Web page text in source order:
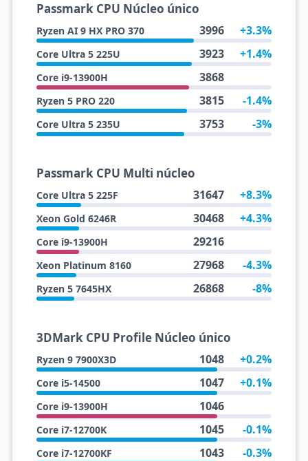
Passmark CPU Núcleo único
Ryzen AI 9 HX PRO 370 3996 +3.3%
Core Ultra 5 225U 3923 +1.4%
Core i9-13900H 3868
Ryzen 5 PRO 220 3815 -1.4%
Core Ultra 5 235U 3753 -3%
Passmark CPU Multi núcleo
Core Ultra 5 225F 31647 +8.3%
Xeon Gold 6246R 30468 +4.3%
Core i9-13900H 29216
Xeon Platinum 8160 27968 -4.3%
Ryzen 5 7645HX 26868 -8%
3DMark CPU Profile Núcleo único
Ryzen 9 7900X3D 1048 +0.2%
Core i5-14500 1047 +0.1%
Core i9-13900H 1046
Core i7-12700K 1045 -0.1%
Core i7-12700KF 1043 -0.3%